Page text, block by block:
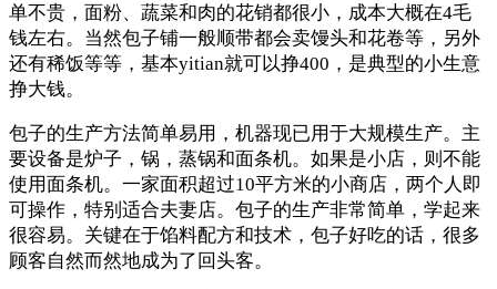
单不贵，面粉、蔬菜和肉的花销都很小，成本大概在4毛
钱左右。当然包子铺一般顺带都会卖馒头和花卷等，另外
还有稀饭等等，基本yitian就可以挣400，是典型的小生意
挣大钱。
包子的生产方法简单易用，机器现已用于大规模生产。主
要设备是炉子，锅，蒸锅和面条机。如果是小店，则不能
使用面条机。一家面积超过10平方米的小商店，两个人即
可操作，特别适合夫妻店。包子的生产非常简单，学起来
很容易。关键在于馅料配方和技术，包子好吃的话，很多
顾客自然而然地成为了回头客。